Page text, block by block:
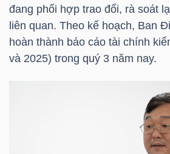
đang phối hợp trao đổi, rà soát
liên quan. Theo kế hoạch, Ban
hoàn thành báo cáo tài chính
và 2025) trong quý 3 năm nay.
GIỚI